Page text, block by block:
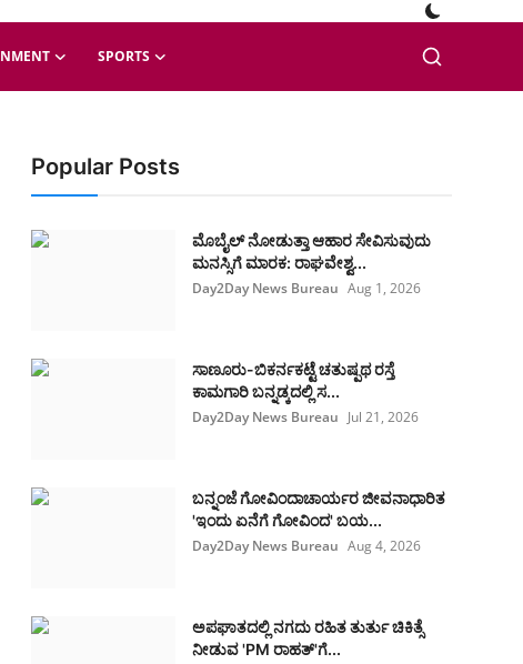
SPORTS
Popular Posts
ಮೊಬೈಲ್ ನೋಡುತ್ತಾ ಆಹಾರ ಸೇವಿಸುವುದು
ಮನಸ್ಸಿಗೆ ಮಾರಕ: ರಾಘವೇಶ್ವ...
Day2Day News Bureau Aug 1, 2026
ಸಾಣೂರು-ಬಿಕರ್ನಕಟ್ಟೆ ಚತುಷ್ಪಥ ರಸ್ತೆ
ಕಾಮಗಾರಿ ಬನ್ನಡ್ಕದಲ್ಲಿ ಸ...
Day2Day News Bureau Jul 21, 2026
ಬನ್ನಂಜೆ ಗೋವಿಂದಾಚಾರ್ಯರ ಜೀವನಾಧಾರಿತ
'ಇಂದು ಏನೆಗೆ ಗೋವಿಂದ' ಬಯ...
Day2Day News Bureau Aug 4, 2026
ಅಪಘಾತದಲ್ಲಿ ನಗದು ರಹಿತ ತುರ್ತು ಚಿಕಿತ್ಸೆ
ನೀಡುವ 'PM ರಾಹತ್'ಗೆ...